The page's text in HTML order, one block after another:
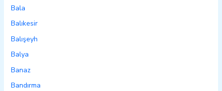
Bala
Balıkesir
Balışeyh
Balya
Banaz
Bandırma